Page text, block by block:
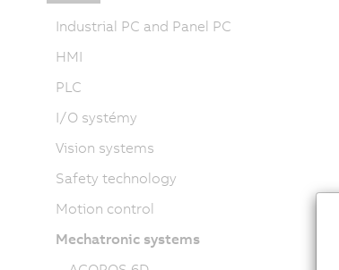
Industrial PC and Panel PC
HMI
PLC
I/O systémy
Vision systems
Safety technology
Motion control
Mechatronic systems